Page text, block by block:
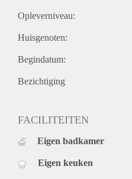
Opleverniveau:
Huisgenoten:
Begindatum:
Bezichtiging
FACILITEITEN
Eigen badkamer
Eigen keuken